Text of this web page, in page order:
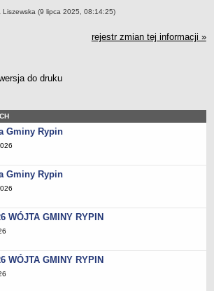
NIP, REGON
- urząd gminy
- baza magazynowo - warsztatowa
wolne stanowiska urzędnicze
na wolne stanowiska urzędnicze
wymagania formalne w naborach na
stanowiska urzędnicze
Liszewska (9 lipca 2025, 08:14:25)
rejestr zmian tej informacji »
Gminy Rypin
Gminy Rypin
WÓJTA GMINY RYPIN
WÓJTA GMINY RYPIN